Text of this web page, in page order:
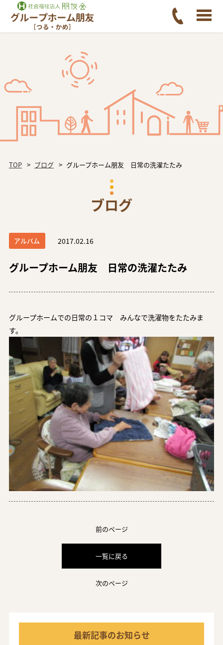
TOP ブログ グループホーム朋友 日常の洗濯たたみ
ブログ
アルバム 2017.02.16
グループホーム朋友 日常の洗濯たたみ
グループホームでの日常の１コマ みんなで洗濯物をたたみま
す。
前のページ
一覧に戻る
次のページ
最新記事のお知らせ